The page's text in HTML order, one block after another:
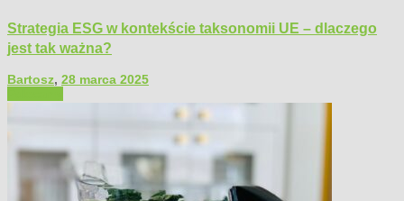
Strategia ESG w kontekście taksonomii UE – dlaczego
jest tak ważna?
Bartosz, 28 marca 2025